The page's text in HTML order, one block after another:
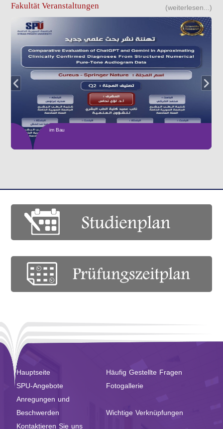
Fakultät Veranstaltungen (weiterlesen...)
Hauptseite
Häufig Gestellte Fragen
SPU-Angebote
Fotogallerie
Anregungen und
Beschwerden
Wichtige Verknüpfungen
Kontaktieren Sie uns